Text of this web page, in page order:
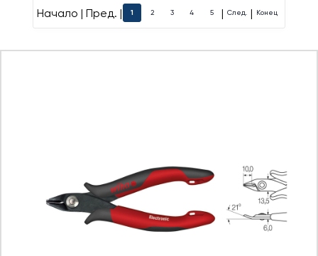
Начало | Пред. | 1 2 3 4 5 | След. | Конец